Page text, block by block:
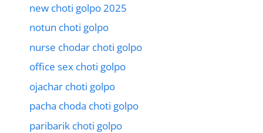
new choti golpo 2025
notun choti golpo
nurse chodar choti golpo
office sex choti golpo
ojachar choti golpo
pacha choda choti golpo
paribarik choti golpo